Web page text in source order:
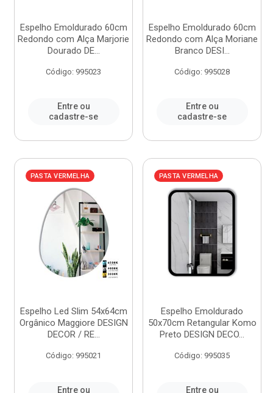
Espelho Emoldurado 60cm
Redondo com Alça Marjorie
Dourado DE...
Código: 995023
Entre ou
cadastre-se
Espelho Emoldurado 60cm
Redondo com Alça Moriane
Branco DESI...
Código: 995028
Entre ou
cadastre-se
PASTA VERMELHA
Espelho Led Slim 54x64cm
Orgânico Maggiore DESIGN
DECOR / RE...
Código: 995021
Entre ou
PASTA VERMELHA
Espelho Emoldurado
50x70cm Retangular Komo
Preto DESIGN DECO...
Código: 995035
Entre ou